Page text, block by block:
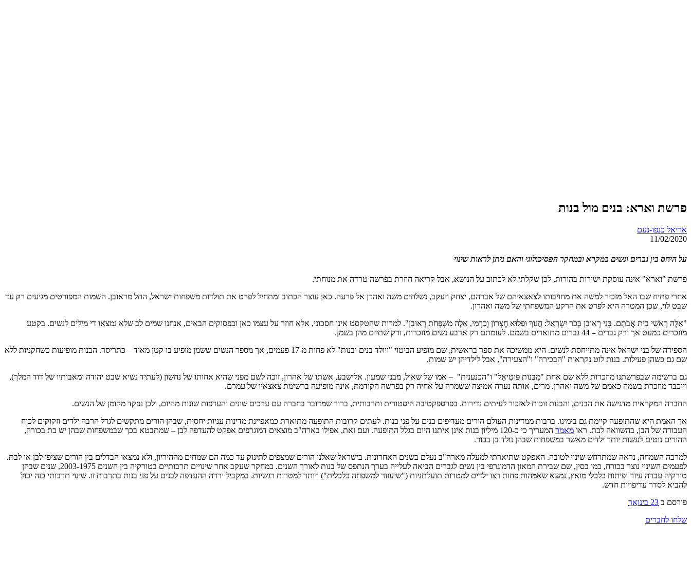
פרשת וארא: בנים מול בנות
אריאל כנפו-נעם
11/02/2020
על היחס בין גברים ונשים במקרא ובמחקר הפסיכולוגי והאם ניתן לראות שינוי
פרשת "וארא" אינה עוסקת ישירות בהורות, לכן שקלתי לא לכתוב על הנושא, אבל קריאה חוזרת בפרשה טרדה את מנוחתי.
אחרי פתיח שבו האל מזכיר למשה את מחויבותו לצאצאיהם של אברהם, יצחק ויעקב, נשלחים משה ואהרן אל פרעה. כאן עוצר הכתוב ומתחיל לפרט את תולדות משפחות ישראל, החל מראובן. השמות המפורטים מגיעים רק עד
שבט לוי, שכן המטרה היא לפרט את הרקע המשפחתי של משה ואהרון.
"אֵלֶּה רָאשֵׁי בֵית אֲבֹתָם. בְּנֵי רְאוּבֵן בְּכֹר יִשְׂרָאֵל: חֲנוֹךְ וּפַלּוּא חֶצְרוֹן וְכַרְמִי, אֵלֶּה מִשְׁפְּחֹת רְאוּבֵן". למרות שהטקסט אינו חסכוני, אלא חוזר על עצמו כאן ובפסוקים הבאים, אנחנו שמים לב שלא נמצאו די מילים לנשים. בקטע
מוזכרים כמעט אך ורק גברים – 44 גברים מתוארים בשמם. לעומתם רק ארבע נשים מוזכרות, ורק שתיים מהן בשמן.
הספירה של בני ישראל אינה מתייחסת לנשים. היא ממשיכה את ספר בראשית, שם מופיע הביטוי "ויולד בנים ובנות" לא פחות מ-17 פעמים, אך מספר הנשים ששמן מופיע בו קטן מאוד – כתריסר. הבנות מופיעות כשחקניות ללא
שם גם כשהן פעילות. בנות לוט נקראות "הבכירה" ו"הצעירה", אבל לילדיהן יש שמות.
גם ברשימה שבפרשתנו מוזכרות ללא שם אחת "מִבְּנוֹת פּוּטִיאֵל" ו"הכנענית" – אמו של שאול, מבני שמעון. אלישבע, אשתו של אהרון, זוכה לשם מפני שהיא אחותו של נחשון (לעתיד נשיא שבט יהודה ומאבותיו של דוד המלך),
ויוכבד מוזכרת בשמה כאמם של משה ואהרן. מרים, אותה נערה אמיצה ששמרה על אחיה רק בפרשה הקודמת, אינה מופיעה ברשימת צאצאיו של עמרם.
החברה המקראית מדגישה את הבנים, והבנות זוכות לאזכור לעיתים נדירות. בפרספקטיבה היסטורית ותרבותית, ברור שמדובר בחברה עם ערכים שונים והעדפות שונות מהיום, ולכן נפקד מקומן של הנשים.
אך האמת היא שהתופעה קיימת גם בימינו. ברבות ממדינות העולם הורים מעדיפים בנים על פני בנות. לעתים קרובות התופעה מתוארת כמאפיינת מדינות עניות יחסית, שבהן הורים מתקשים לגדל הרבה ילדים וזקוקים לכוח
העבודה של הבן, בהשוואה לבת. ראו מאמר
המעריך כי כ-120 מיליון בנות אינן איתנו היום בגלל התופעה. ועם זאת, אפילו בארה"ב מוצאים דמוגרפים אפקט להעדפה לבן – שמתבטא בכך שבמשפחות שבהן יש בת בכורה,
ההורים נוטים לעשות יותר ילדים מאשר במשפחות שבהן נולד בן בכור.
למרבה השמחה, נראה שמתרחש שינוי לטובה. האפקט שתיארתי למעלה מארה"ב נעלם בשנים האחרונות. בישראל שאלנו הורים שמצפים לתינוק עד כמה הם שמחים מההיריון, ולא נמצאו הבדלים בין הורים שציפו לבן או לבת.
לפעמים השינוי נוצר בכורח, כמו בסין, שם שבירת המאזן הדמוגרפי בין נשים לגברים הביאה לעלייה בערך הנתפס של בנות לאורך השנים. במחקר שעקב אחר שינויים תרבותיים בטורקיה בין השנים 2003-1975, שנים שבהן
טורקיה עברה עיור ופיתוח כלכלי מואץ, נמצא שאמהות פחות רצו ילדים למטרות תועלתניות ("שיעזור למשפחה כלכלית") ויותר למטרות רגשיות. במקביל ירדה ההעדפה לבנים על פני בנות בתרבות זו. שינוי תרבותי כזה יכול
להביא לסדר עדיפויות חדש.
פורסם ב 23 בינואר
שלחו לחברים